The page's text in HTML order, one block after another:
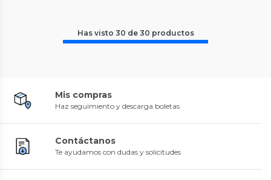
Has visto 30 de 30 productos
Mis compras
Haz seguimiento y descarga boletas
Contáctanos
Te ayudamos con dudas y solicitudes